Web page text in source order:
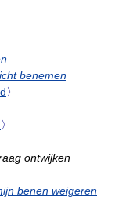
benemen
〉
〉
ontwijken
benen weigeren